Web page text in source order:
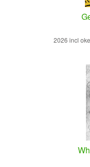
2026 incl